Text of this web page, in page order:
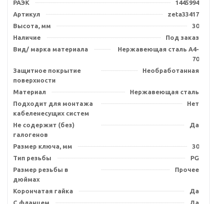
РАЭК
1445994
Артикул
zeta33417
Высота, мм
30
Наличие
Под заказ
Вид/ марка материала
Нержавеющая сталь А4-
70
Защитное покрытие
поверхности
Необработанная
Материал
Нержавеющая сталь
Подходит для монтажа
кабеленесущих систем
Нет
Не содержит (без)
галогенов
Да
Размер ключа, мм
30
Тип резьбы
PG
Размер резьбы в
дюймах
Прочее
Корончатая гайка
Да
С фланцем
Да